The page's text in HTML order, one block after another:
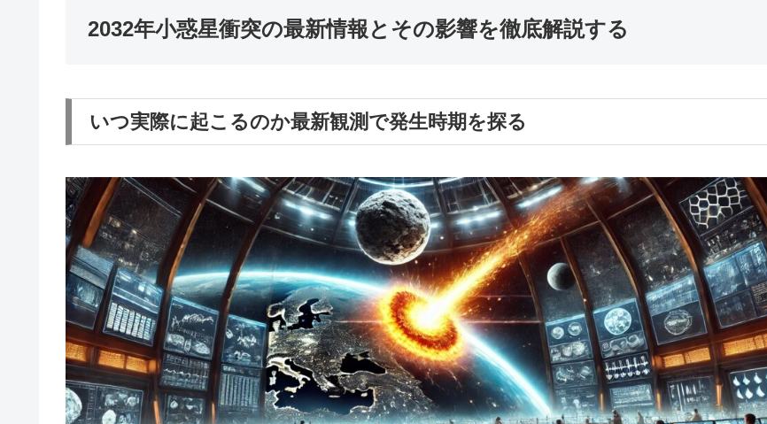
2032年小惑星衝突の最新情報とその影響を徹底解説する
いつ実際に起こるのか最新観測で発生時期を探る